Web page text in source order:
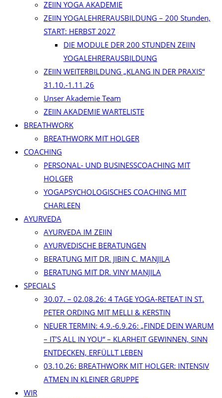
ZEIIN YOGA AKADEMIE
ZEIIN YOGALEHRERAUSBILDUNG – 200 Stunden,
START: HERBST 2027
DIE MODULE DER 200 STUNDEN ZEIIN
YOGALEHRERAUSBILDUNG
ZEIIN WEITERBILDUNG „KLANG IN DER PRAXIS“
31.10.-1.11.26
Unser Akademie Team
ZEIIN AKADEMIE WARTELISTE
BREATHWORK
BREATHWORK MIT HOLGER
COACHING
PERSONAL- UND BUSINESSCOACHING MIT
HOLGER
YOGAPSYCHOLOGISCHES COACHING MIT
CHARLEEN
AYURVEDA
AYURVEDA IM ZEIIN
AYURVEDISCHE BERATUNGEN
BERATUNG MIT DR. JIBIN C. MANJILA
BERATUNG MIT DR. VINY MANJILA
SPECIALS
30.07. – 02.08.26: 4 TAGE YOGA-RETEAT IN ST.
PETER ORDING MIT MELLI & KERSTIN
NEUER TERMIN: 4.9.-6.9.26: „FINDE DEIN WARUM
– IT’S ALL IN YOU“ – KLARHEIT GEWINNEN, SINN
ENTDECKEN, ERFÜLLT LEBEN
03.10.26: BREATHWORK MIT HOLGER: INTENSIV
ATMEN IN KLEINER GRUPPE
WIR